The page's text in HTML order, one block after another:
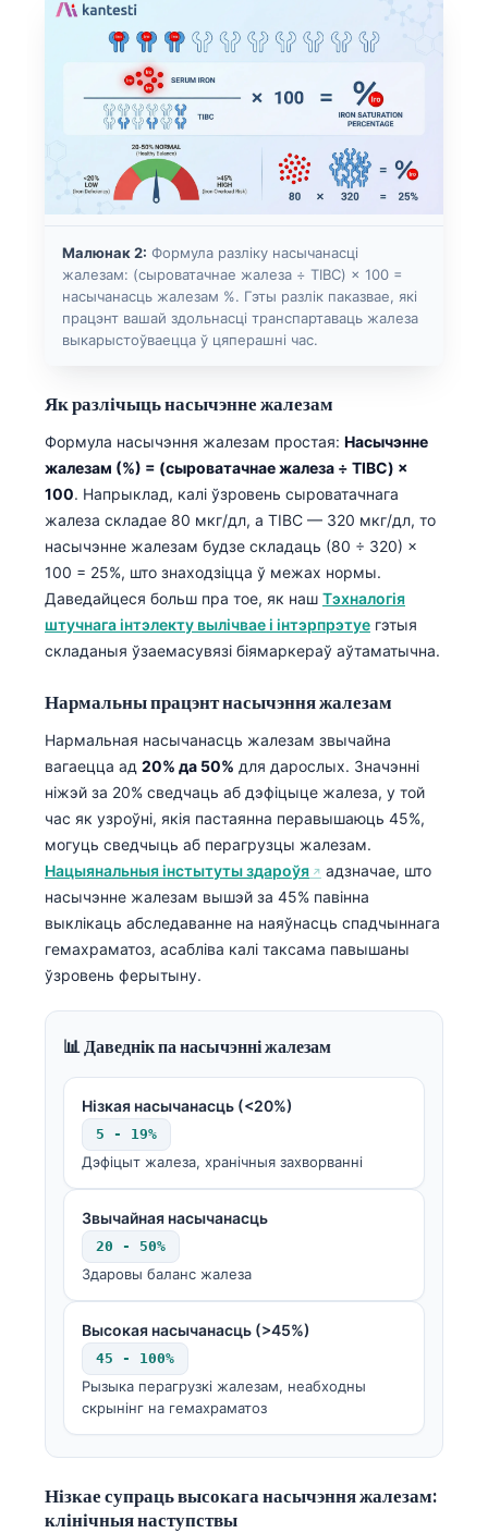
Малюнак 2: Формула разліку насычанасці
жалезам: (сыроватачнае жалеза ÷ TIBC) × 100 =
насычанасць жалезам %. Гэты разлік паказвае, які
працэнт вашай здольнасці транспартаваць жалеза
выкарыстоўваецца ў цяперашні час.
Як разлічыць насычэнне жалезам
Формула насычэння жалезам простая: Насычэнне
жалезам (%) = (сыроватачнае жалеза ÷ TIBC) ×
100. Напрыклад, калі ўзровень сыроватачнага
жалеза складае 80 мкг/дл, а TIBC — 320 мкг/дл, то
насычэнне жалезам будзе складаць (80 ÷ 320) ×
100 = 25%, што знаходзіцца ў межах нормы.
Даведайцеся больш пра тое, як наш Тэхналогія
штучнага інтэлекту вылічвае і інтэрпрэтуе гэтыя
складаныя ўзаемасувязі біямаркераў аўтаматычна.
Нармальны працэнт насычэння жалезам
Нармальная насычанасць жалезам звычайна
вагаецца ад 20% да 50% для дарослых. Значэнні
ніжэй за 20% сведчаць аб дэфіцыце жалеза, у той
час як узроўні, якія пастаянна перавышаюць 45%,
могуць сведчыць аб перагрузцы жалезам.
Нацыянальныя інстытуты здароўя
адзначае, што
насычэнне жалезам вышэй за 45% павінна
выклікаць абследаванне на наяўнасць спадчыннага
гемахраматоз, асабліва калі таксама павышаны
ўзровень ферытыну.
📊 Даведнік па насычэнні жалезам
Нізкая насычанасць (<20%)
5 - 19%
Дэфіцыт жалеза, хранічныя захворванні
Звычайная насычанасць
20 - 50%
Здаровы баланс жалеза
Высокая насычанасць (>45%)
45 - 100%
Рызыка перагрузкі жалезам, неабходны
скрынінг на гемахраматоз
Нізкае супраць высокага насычэння жалезам:
клінічныя наступствы